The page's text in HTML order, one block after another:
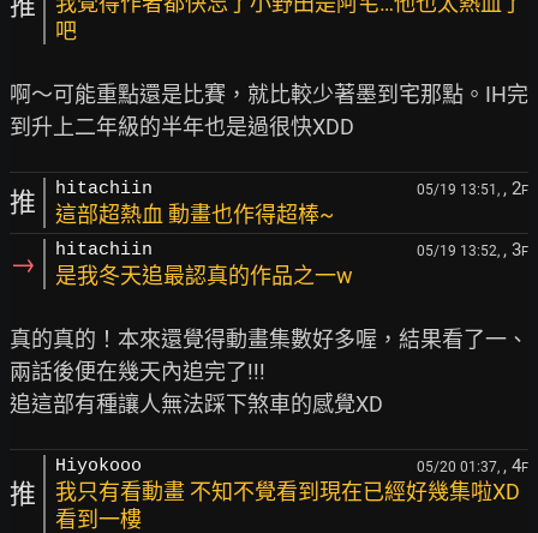
吧
啊～可能重點還是比賽，就比較少著墨到宅那點。IH完
推 hitachiin 05/19 13:51, , 2F
這部超熱血 動畫也作得超棒~
→ hitachiin 05/19 13:52, , 3F
是我冬天追最認真的作品之一w
真的真的！本來還覺得動畫集數好多喔，結果看了一、
兩話後便在幾天內追完了!!!
推
Hiyokooo 05/20 01:37, , 4F
我只有看動畫 不知不覺看到現在已經好幾集啦XD
看到一樓